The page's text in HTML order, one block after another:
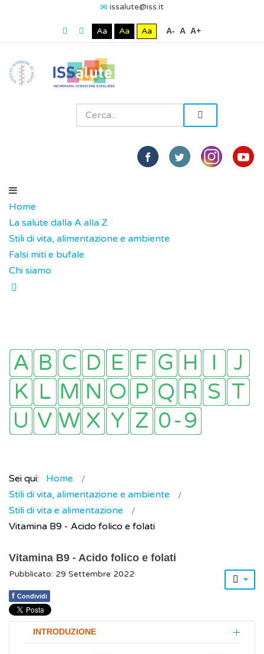
issalute@iss.it
Aa Aa Aa A- A A+
Home
La salute dalla A alla Z
Stili di vita, alimentazione e ambiente
Falsi miti e bufale
Chi siamo
Sei qui:
Home
Stili di vita, alimentazione e ambiente
Stili di vita e alimentazione
Vitamina B9 - Acido folico e folati
Vitamina B9 - Acido folico e folati
Pubblicato: 29 Settembre 2022
f Condividi
INTRODUZIONE